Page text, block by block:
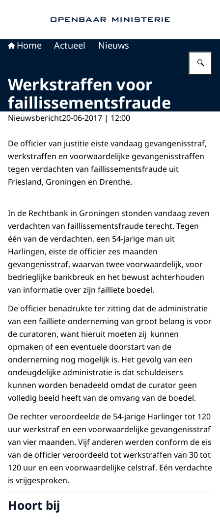
Home Actueel Nieuws
Werkstraffen voor
faillissementsfraude
Nieuwsbericht20-06-2017 | 12:00
De officier van justitie eiste vandaag gevangenisstraf,
werkstraffen en voorwaardelijke gevangenisstraffen
tegen verdachten van faillissementsfraude uit
Friesland, Groningen en Drenthe.
In de Rechtbank in Groningen stonden vandaag zeven
verdachten van faillissementsfraude terecht. Tegen
één van de verdachten, een 54-jarige man uit
Harlingen, eiste de officier zes maanden
gevangenisstraf, waarvan twee voorwaardelijk, voor
bedrieglijke bankbreuk en het bewust achterhouden
van informatie over zijn failliete boedel.
De officier benadrukte ter zitting dat de administratie
van een failliete onderneming van groot belang is voor
de curatoren, want hieruit moeten zij kunnen
opmaken of een eventuele doorstart van de
onderneming nog mogelijk is. Het gevolg van een
ondeugdelijke administratie is dat schuldeisers
kunnen worden benadeeld omdat de curator geen
volledig beeld heeft van de omvang van de boedel.
De rechter veroordeelde de 54-jarige Harlinger tot 120
uur werkstraf en een voorwaardelijke gevangenisstraf
van vier maanden. Vijf anderen werden conform de eis
van de officier veroordeeld tot werkstraffen van 30 tot
120 uur en een voorwaardelijke celstraf. Eén verdachte
is vrijgesproken.
Hoort bij